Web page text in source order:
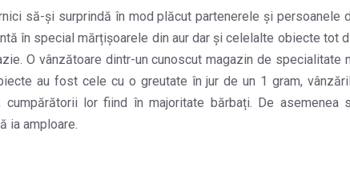
să-și surprindă în mod plăcut partenerele și persoanele
în special mărțișoarele din aur dar și celelalte obiecte tot
O vânzătoare dintr-un cunoscut magazin de specialitate
au fost cele cu o greutate în jur de un 1 gram,
lor fiind în majoritate bărbați. De asemenea
ia amploare.